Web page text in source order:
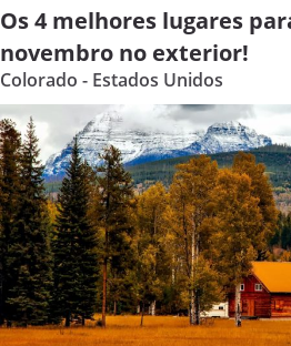
Os 4 melhores lugares
novembro no exterior!
Colorado - Estados Unidos